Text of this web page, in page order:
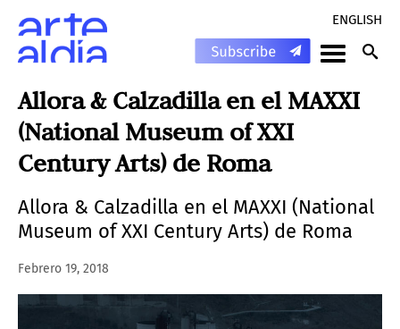
ENGLISH
Allora & Calzadilla en el MAXXI
(National Museum of XXI
Century Arts) de Roma
Allora & Calzadilla en el MAXXI (National
Museum of XXI Century Arts) de Roma
Febrero 19, 2018